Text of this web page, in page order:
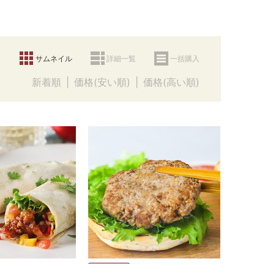
サムネイル 詳細一覧 一括購入
新着順 価格(安い順) 価格(高い順)